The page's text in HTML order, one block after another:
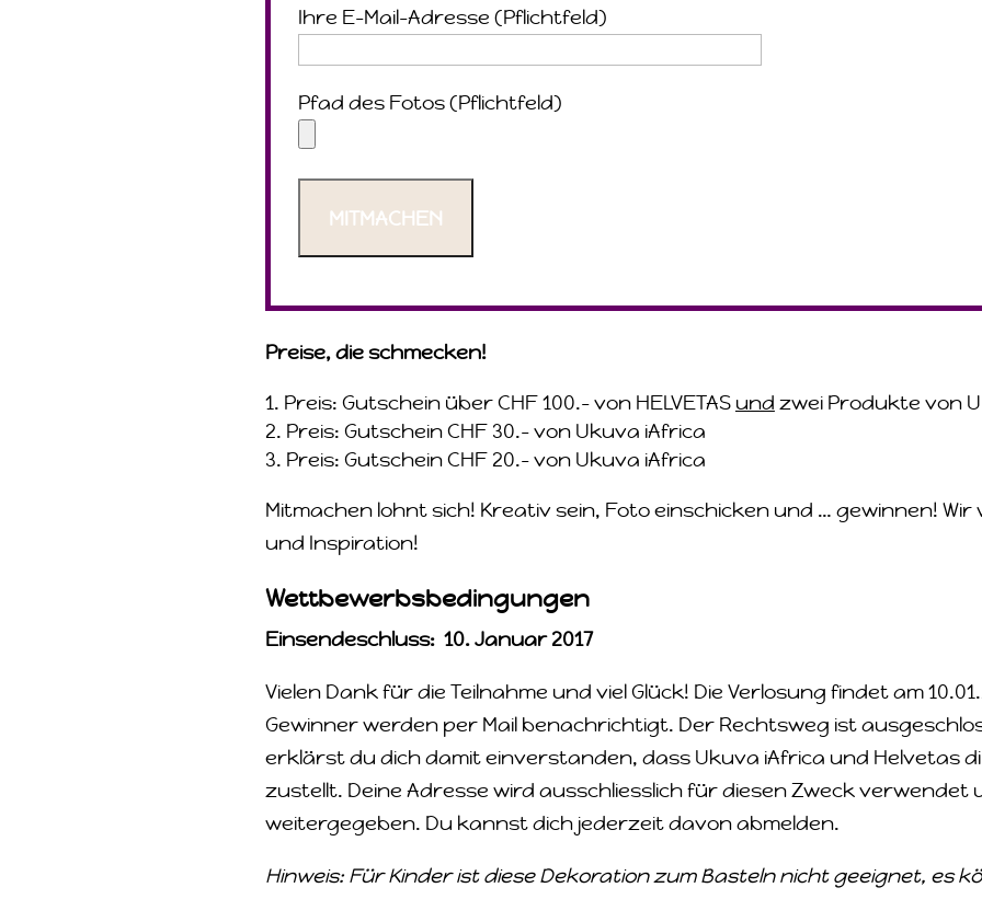
Ihre E-Mail-Adresse (Pflichtfeld)
Pfad des Fotos (Pflichtfeld)
Preise, die schmecken!
Preis: Gutschein über CHF 100.– von HELVETAS und zwei Produkte von
Preis: Gutschein CHF 30.– von Ukuva iAfrica
Preis: Gutschein CHF 20.– von Ukuva iAfrica
Mitmachen lohnt sich! Kreativ sein, Foto einschicken und … gewinnen!
und Inspiration!
Wettbewerbsbedingungen
Einsendeschluss: 10. Januar 2017
Vielen Dank für die Teilnahme und viel Glück! Die Verlosung findet am
Gewinner werden per Mail benachrichtigt. Der Rechtsweg ist
erklärst du dich damit einverstanden, dass Ukuva iAfrica und Helvetas
zustellt. Deine Adresse wird ausschliesslich für diesen Zweck verwendet
weitergegeben. Du kannst dich jederzeit davon abmelden.
Hinweis: Für Kinder ist diese Dekoration zum Basteln nicht geeignet, es